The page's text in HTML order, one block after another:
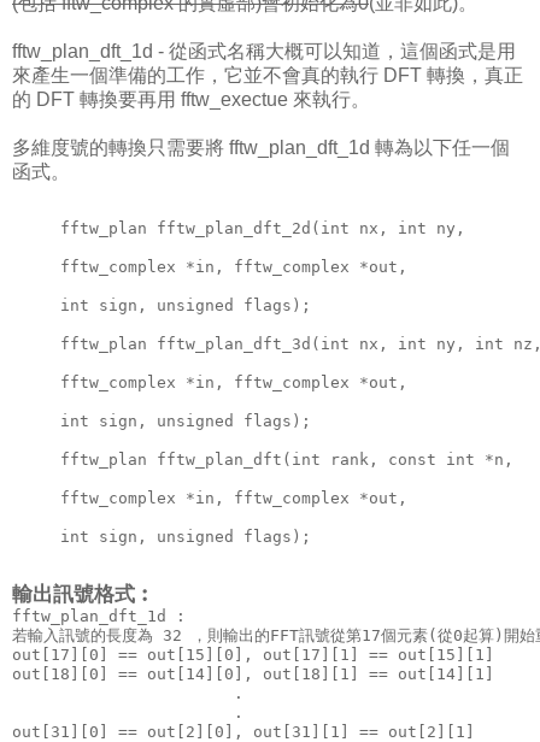
fftw_plan_dft_1d - 從函式名稱大概可以知道，這個函式是用
來產生一個準備的工作，它並不會真的執行 DFT 轉換，真正
的 DFT 轉換要再用 fftw_exectue 來執行。
多維度號的轉換只需要將 fftw_plan_dft_1d 轉為以下任一個
函式。
fftw_plan fftw_plan_dft_2d(int nx, int ny,
fftw_complex *in, fftw_complex *out,
int sign, unsigned flags);
fftw_plan fftw_plan_dft_3d(int nx, int ny, int
fftw_complex *in, fftw_complex *out,
int sign, unsigned flags);
fftw_plan fftw_plan_dft(int rank, const int *n,
fftw_complex *in, fftw_complex *out,
int sign, unsigned flags);
輸出訊號格式︰
fftw_plan_dft_1d :
若輸入訊號的長度為 32 ，則輸出的FFT訊號從第17個元素(從0起算)開始
out[17][0] == out[15][0], out[17][1] == out[15][1]
out[18][0] == out[14][0], out[18][1] == out[14][1]
                       .
                       .
out[31][0] == out[2][0], out[31][1] == out[2][1]